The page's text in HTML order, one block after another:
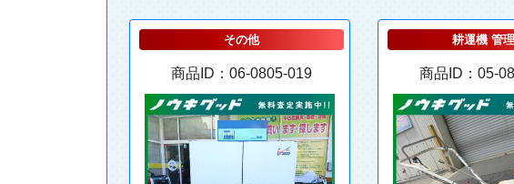
その他
商品ID：06-0805-019
耕運機 管
商品ID：05-